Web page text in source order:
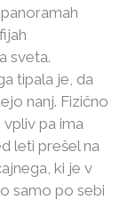
sveta.
tipala je, da
nanj. Fizično
pa ima
leti prešel na
ki je v
samo po sebi